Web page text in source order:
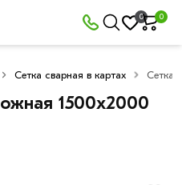
0 0
Сетка сварная в картах Сетка
1500х2000